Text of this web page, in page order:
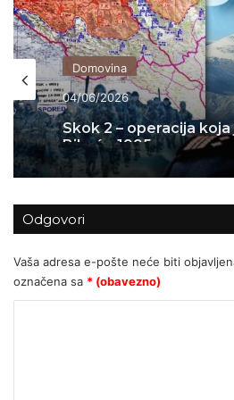
Domovina
04/06/2026
Skok 2 – operacija
Bihać – 1995.
Odgovori
Vaša adresa e-pošte neće biti
označena sa * (obavezno)